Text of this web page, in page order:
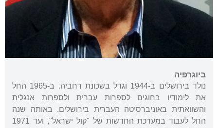
ביוגרפיה
נולד בירושלים ב-1944 וגדל בשכונת רחביה. ב-1965 החל
את לימודיו בחוגים לספרות עברית ולספרות אנגלית
והשוואתית באוניברסיטה העברית בירושלים. באותה שנה
החל לעבוד במערכת החדשות של "קול ישראל", ועד 1971